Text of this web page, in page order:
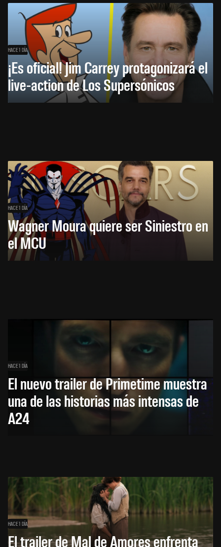
HACE 1 DÍA
¡Es oficial! Jim Carrey protagonizará el
live-action de Los Supersónicos
HACE 1 DÍA
Wagner Moura quiere ser Siniestro en
el MCU
HACE 1 DÍA
El nuevo trailer de Primetime muestra
una de las historias más intensas de
A24
HACE 1 DÍA
El trailer de Mal de Amores enfrenta